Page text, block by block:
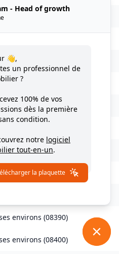
des-Dames
Meuse
)
)
Elaire(08160)
08400)
environs (08390)
environs (08400)
- Head of growth
👋,
un professionnel de
?
100% de vos
dès la première
condition.
notre logiciel
tout-en-un.
la plaquette